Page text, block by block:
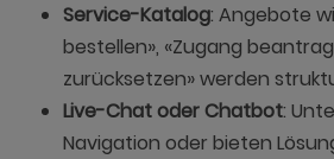
Service-Katalog: Angebote
bestellen», «Zugang
zurücksetzen» werden
Live-Chat oder Chatbot:
Navigation oder bieten